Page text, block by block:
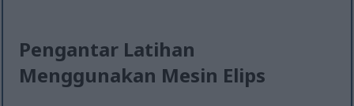
Pengantar Latihan
Menggunakan Mesin Elips